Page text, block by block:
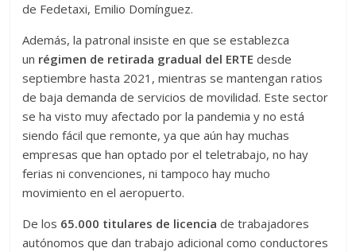
de Fedetaxi, Emilio Domínguez.
Además, la patronal insiste en que se establezca
un régimen de retirada gradual del ERTE desde
septiembre hasta 2021, mientras se mantengan ratios
de baja demanda de servicios de movilidad. Este sector
se ha visto muy afectado por la pandemia y no está
siendo fácil que remonte, ya que aún hay muchas
empresas que han optado por el teletrabajo, no hay
ferias ni convenciones, ni tampoco hay mucho
movimiento en el aeropuerto.
De los 65.000 titulares de licencia de trabajadores
autónomos que dan trabajo adicional como conductores